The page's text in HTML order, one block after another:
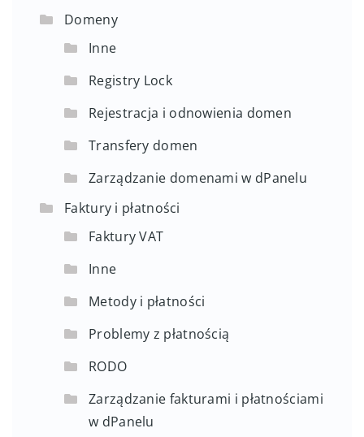
Domeny
Inne
Registry Lock
Rejestracja i odnowienia domen
Transfery domen
Zarządzanie domenami w dPanelu
Faktury i płatności
Faktury VAT
Inne
Metody i płatności
Problemy z płatnością
RODO
Zarządzanie fakturami i płatnościami
w dPanelu